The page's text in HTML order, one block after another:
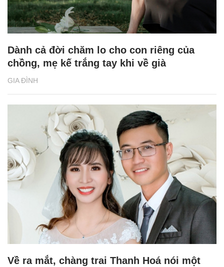
GIA ĐÌNH
Dành cả đời chăm lo cho con riêng của
chồng, mẹ kế trắng tay khi về già
Về ra mắt, chàng trai Thanh Hoá nói một